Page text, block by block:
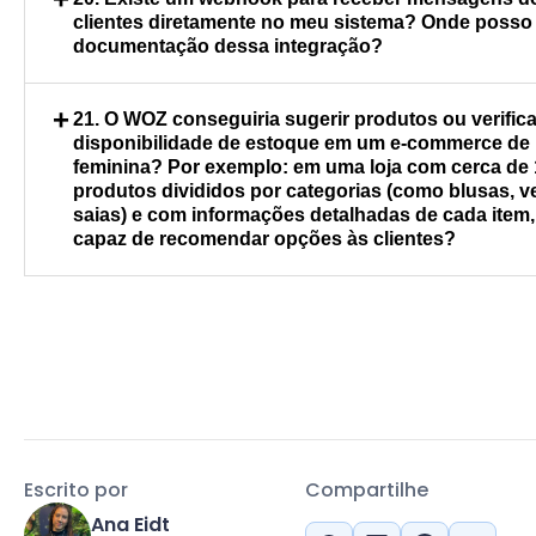
criar perfis que terão um contexto detalhado
atendimento com um todo.
clientes diretamente no meu sistema? Onde posso
documentação dessa integração?
endpoint:
https://developers.octadesk.com/reference/
+ 21. O WOZ conseguiria sugerir produtos ou
disponibilidade de estoque em um e-commerce de
feminina? Por exemplo: em uma loja com cerca de
produtos divididos por categorias (como blusas,
saias) e com informações detalhadas de cada
capaz de recomendar opções às clientes?
Compartilhe
Escrito por
Ana Eidt